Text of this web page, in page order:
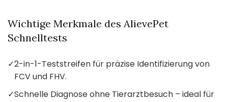
Wichtige Merkmale des AlievePet
Schnelltests
✓2-in-1-Teststreifen für präzise Identifizierung von
FCV und FHV.
✓Schnelle Diagnose ohne Tierarztbesuch – ideal für